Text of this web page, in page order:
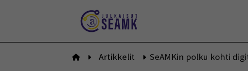
Etusivulle
Artikkelit SeAMKin polku kohti